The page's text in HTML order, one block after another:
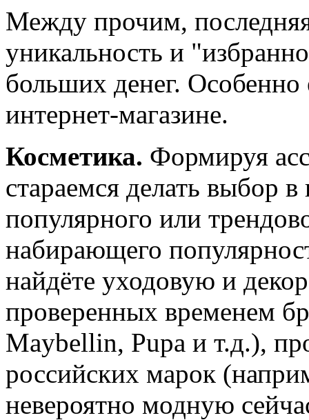
Между прочим,
уникальность и
больших денег.
интернет-магазине.
Косметика. Формируя
стараемся делать выбор
популярного или
набирающего
найдёте уходовую и
проверенных временем
Maybellin, Pupa и т.д.),
российских марок
невероятно модную